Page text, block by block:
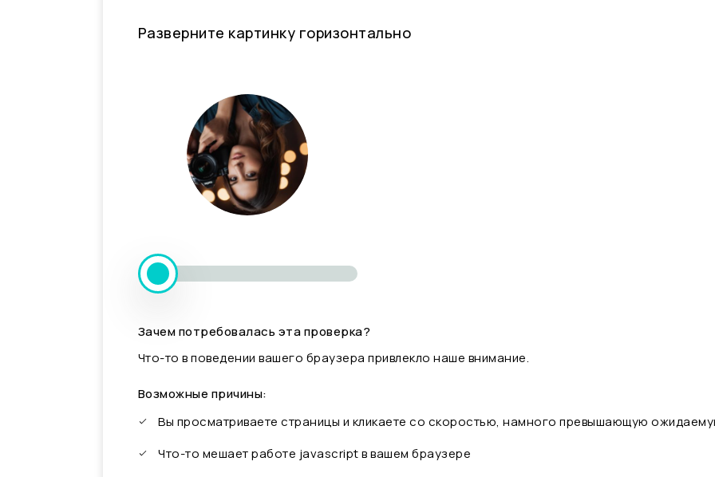
Разверните картинку горизонтально
Зачем потребовалась эта проверка?
Что-то в поведении вашего браузера привлекло наше внимание.
Возможные причины:
Вы просматриваете страницы и кликаете со скоростью, намного превышающую
Что-то мешает работе javascript в вашем браузере